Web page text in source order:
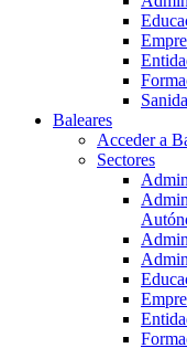
Baleares
Acceder a
Sectores